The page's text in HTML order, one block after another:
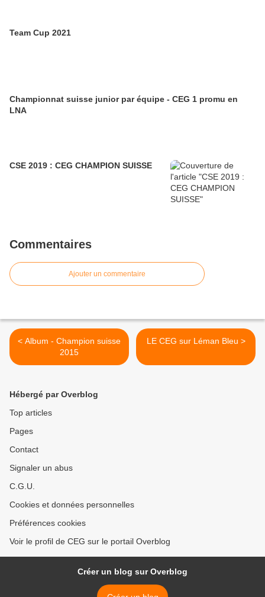
Team Cup 2021
Championnat suisse junior par équipe - CEG 1 promu en
LNA
CSE 2019 : CEG CHAMPION SUISSE
Commentaires
Ajouter un commentaire
< Album - Champion suisse
2015
LE CEG sur Léman Bleu >
Hébergé par Overblog
Top articles
Pages
Contact
Signaler un abus
C.G.U.
Cookies et données personnelles
Préférences cookies
Voir le profil de CEG sur le portail Overblog
Créer un blog sur Overblog